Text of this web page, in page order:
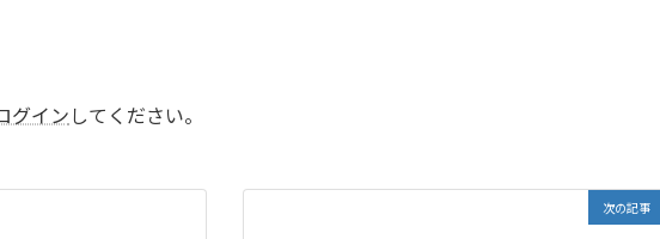
グイン してください。
次の記事